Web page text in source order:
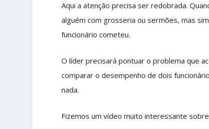
Aqui a atenção precisa ser redobrada.
alguém com grosseria ou sermões, mas
funcionário cometeu.
O líder precisará pontuar o problema que
comparar o desempenho de dois
nada.
Fizemos um vídeo muito interessante